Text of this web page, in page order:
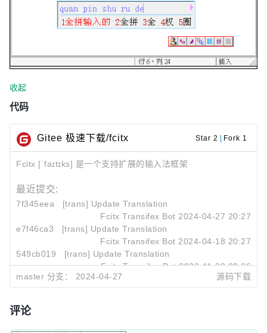
收起
代码
Gitee 极速下载/fcitx Star 2 | Fork 1
Fcitx [ˈfaɪtɪks] 是一个支持扩展的输入法框架
最近提交:
7f345eea
[trans] Update Translation
Fcitx Transifex Bot 2024-04-27 20:27
e7f46ca3
[trans] Update Translation
Fcitx Transifex Bot 2024-04-18 20:27
549cb019
[trans] Update Translation
Fcitx Transifex Bot 2023-11-22 20:26
master 分支：
2024-04-27 源码下载
评论